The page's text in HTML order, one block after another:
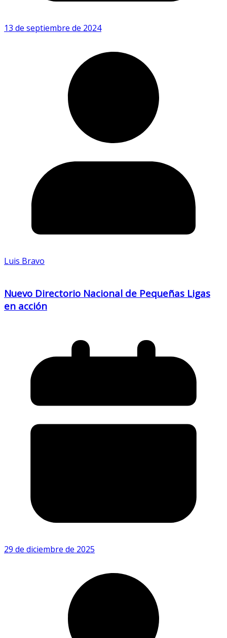
13 de septiembre de 2024
Luis Bravo
Nuevo Directorio Nacional de Pequeñas Ligas
en acción
29 de diciembre de 2025